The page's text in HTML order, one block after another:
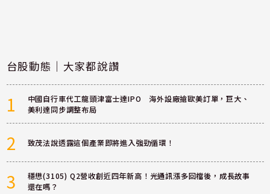
台股動態｜大家都說讚
1
中國自行車代工龍頭津富士達IPO 海外設廠搶歐美訂單，巨大、
美利達同步調整布局
2 致茂法說透露這個產業即將進入強勁循環！
3
穩懋(3105) Q2營收創近四年新高！光通訊漲多回檔後，成長故事
還在嗎？